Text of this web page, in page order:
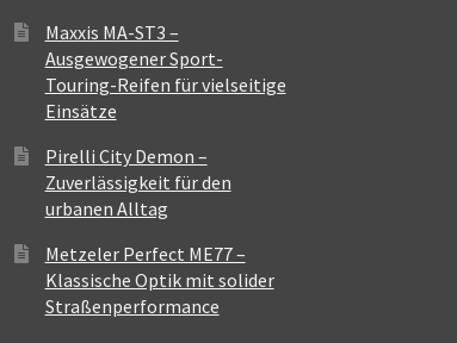
Maxxis MA-ST3 –
Ausgewogener Sport-
Touring-Reifen für vielseitige
Einsätze
Pirelli City Demon –
Zuverlässigkeit für den
urbanen Alltag
Metzeler Perfect ME77 –
Klassische Optik mit solider
Straßenperformance